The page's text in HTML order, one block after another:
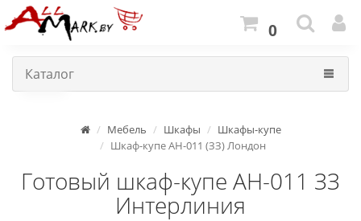
0
Каталог
Мебель Шкафы
Шкафы-купе
Шкаф-купе АН-011 (ЗЗ) Лондон
Готовый шкаф-купе АН-011 ЗЗ
Интерлиния